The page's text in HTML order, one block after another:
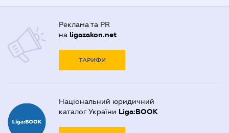
Реклама та PR
на ligazakon.net
ТАРИФИ
Національний юридичний
каталог України Liga:BOOK